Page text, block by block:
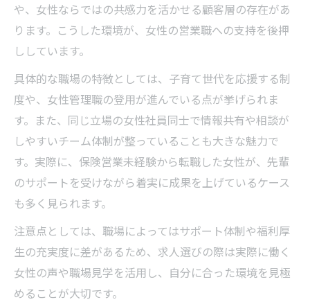
や、女性ならではの共感力を活かせる顧客層の存在があ
ります。こうした環境が、女性の営業職への支持を後押
ししています。
具体的な職場の特徴としては、子育て世代を応援する制
度や、女性管理職の登用が進んでいる点が挙げられま
す。また、同じ立場の女性社員同士で情報共有や相談が
しやすいチーム体制が整っていることも大きな魅力で
す。実際に、保険営業未経験から転職した女性が、先輩
のサポートを受けながら着実に成果を上げているケース
も多く見られます。
注意点としては、職場によってはサポート体制や福利厚
生の充実度に差があるため、求人選びの際は実際に働く
女性の声や職場見学を活用し、自分に合った環境を見極
めることが大切です。